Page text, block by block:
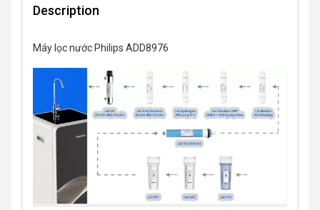
Description
Máy lọc nước Philips ADD8976